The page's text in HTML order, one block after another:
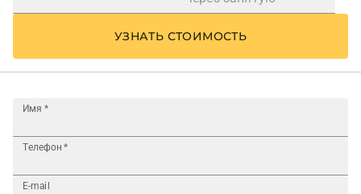
УЗНАТЬ СТОИМОСТЬ
Имя *
Телефон *
E-mail